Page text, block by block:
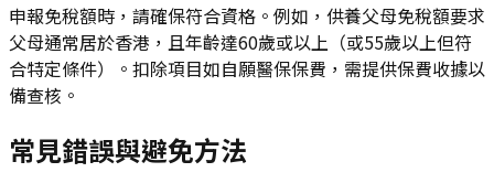
申報免稅額時，請確保符合資格。例如，供養父母免稅額要求
父母通常居於香港，且年齡達60歲或以上（或55歲以上但符
合特定條件）。扣除項目如自願醫保保費，需提供保費收據以
備查核。
常見錯誤與避免方法